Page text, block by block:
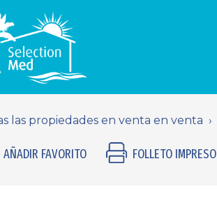
las propiedades en venta en venta
AÑADIR FAVORITO FOLLETO IMPRESO